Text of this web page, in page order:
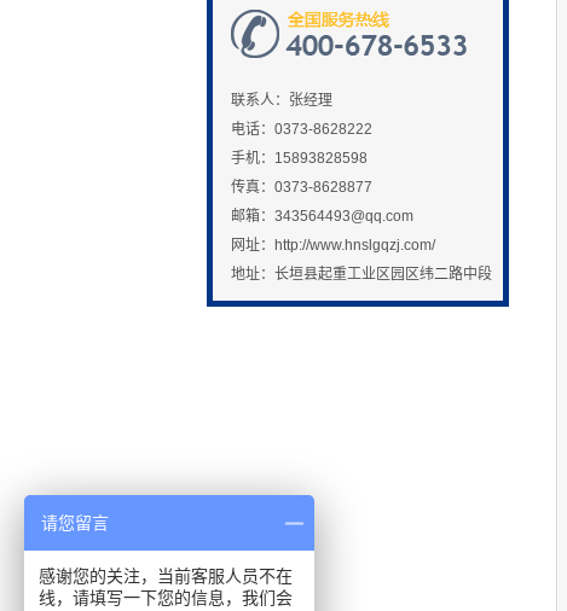
联系人：张经理
电话：0373-8628222
手机：15893828598
传真：0373-8628877
邮箱： 343564493@qq.com
网址：http://www.hnslgqzj.com/
地址：长垣县起重工业区园区纬二路中段
请您留言
感谢您的关注，当前客服人员不在
线，请填写一下您的信息，我们会